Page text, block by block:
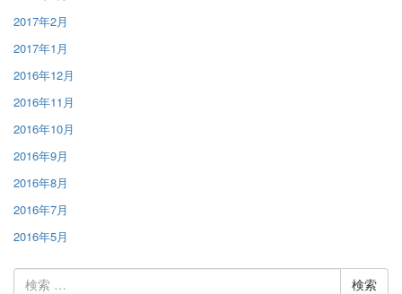
2017年2月
2017年1月
2016年12月
2016年11月
2016年10月
2016年9月
2016年8月
2016年7月
2016年5月